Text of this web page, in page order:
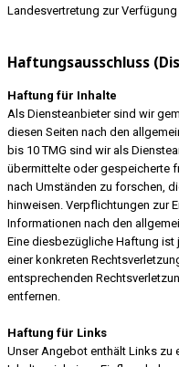
Landesvertretung zur Verfügung
Haftungsausschluss
Haftung für Inhalte
Als Diensteanbieter sind wir
diesen Seiten nach den
bis 10 TMG sind wir als
übermittelte oder gespeicherte
nach Umständen zu forschen,
hinweisen. Verpflichtungen zur
Informationen nach den
Eine diesbezügliche Haftung
einer konkreten
entsprechenden
entfernen.
Haftung für Links
Unser Angebot enthält Links zu